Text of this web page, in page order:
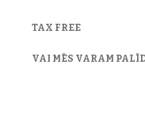
TAX FREE
VAI MĒS VARAM